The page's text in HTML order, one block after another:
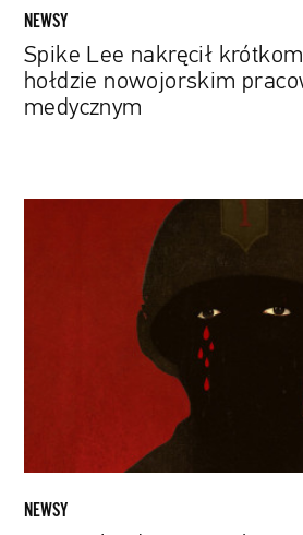
NEWSY
Spike Lee nakręcił
hołdzie nowojorskim
medycznym
NEWSY